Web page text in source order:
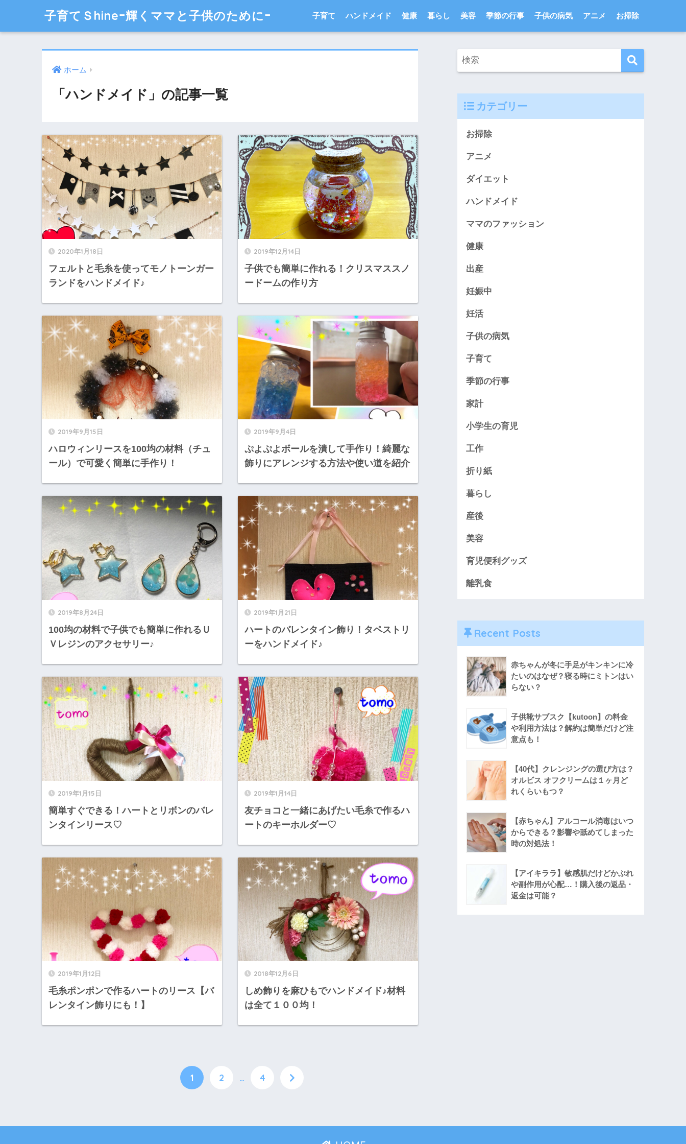
子育てＳhineｰ輝くママと子供のためにｰ 子育て ハンドメイド 健康 暮らし 美容 季節の行事 子供の病気 アニメ お掃除
ホーム
「ハンドメイド」の記事一覧
2020年1月18日
フェルトと毛糸を使ってモノトーンガー
ランドをハンドメイド♪
2019年12月14日
子供でも簡単に作れる！クリスマススノ
ードームの作り方
2019年9月15日
ハロウィンリースを100均の材料（チュ
ール）で可愛く簡単に手作り！
2019年9月4日
ぷよぷよボールを潰して手作り！綺麗な
飾りにアレンジする方法や使い道を紹介
2019年8月24日
100均の材料で子供でも簡単に作れるＵ
Ｖレジンのアクセサリー♪
2019年1月21日
ハートのバレンタイン飾り！タペストリ
ーをハンドメイド♪
2019年1月15日
簡単すぐできる！ハートとリボンのバレ
ンタインリース♡
2019年1月14日
友チョコと一緒にあげたい毛糸で作るハ
ートのキーホルダー♡
2019年1月12日
毛糸ポンポンで作るハートのリース【バ
レンタイン飾りにも！】
2018年12月6日
しめ飾りを麻ひもでハンドメイド♪材料
は全て１００均！
1 2 … 4
カテゴリー
お掃除
アニメ
ダイエット
ハンドメイド
ママのファッション
健康
出産
妊娠中
妊活
子供の病気
子育て
季節の行事
家計
小学生の育児
工作
折り紙
暮らし
産後
美容
育児便利グッズ
離乳食
Recent Posts
赤ちゃんが冬に手足がキンキンに冷
たいのはなぜ？寝る時にミトンはい
らない？
子供靴サブスク【kutoon】の料金
や利用方法は？解約は簡単だけど注
意点も！
【40代】クレンジングの選び方は？
オルビス オフクリームは１ヶ月ど
れくらいもつ？
【赤ちゃん】アルコール消毒はいつ
からできる？影響や舐めてしまった
時の対処法！
【アイキララ】敏感肌だけどかぶれ
や副作用が心配…！購入後の返品・
返金は可能？